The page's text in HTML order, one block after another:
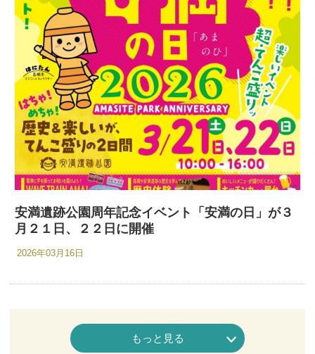
安満遺跡公園周年記念イベント「安満の日」が３
月２１日、２２日に開催
2026年03月16日
もっと見る